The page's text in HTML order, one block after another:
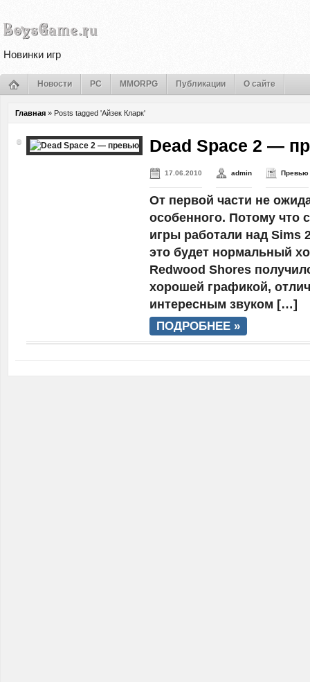
Новинки игр
Новости PC MMORPG Публикации О сайте
Главная » Posts tagged 'Айзек Кларк'
Dead Space 2 —
17.06.2010 admin Превью
От первой части не
особенного. Потому что
игры работали над Sims
это будет нормальный
Redwood Shores
хорошей графикой,
интересным звуком […]
ПОДРОБНЕЕ »